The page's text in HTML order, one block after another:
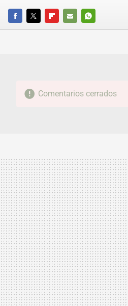
FACEBOOKTWITTERFLIPBOARD
E-
WHATSAPP
Comentarios cerrados